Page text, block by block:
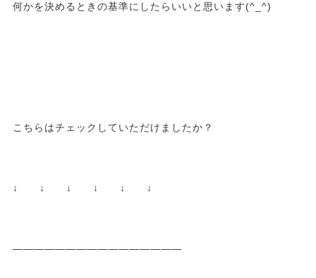
何かを決めるときの基準にしたらいいと思います(^_^)
こちらはチェックしていただけましたか？
↓ ↓ ↓ ↓ ↓ ↓
————————————————